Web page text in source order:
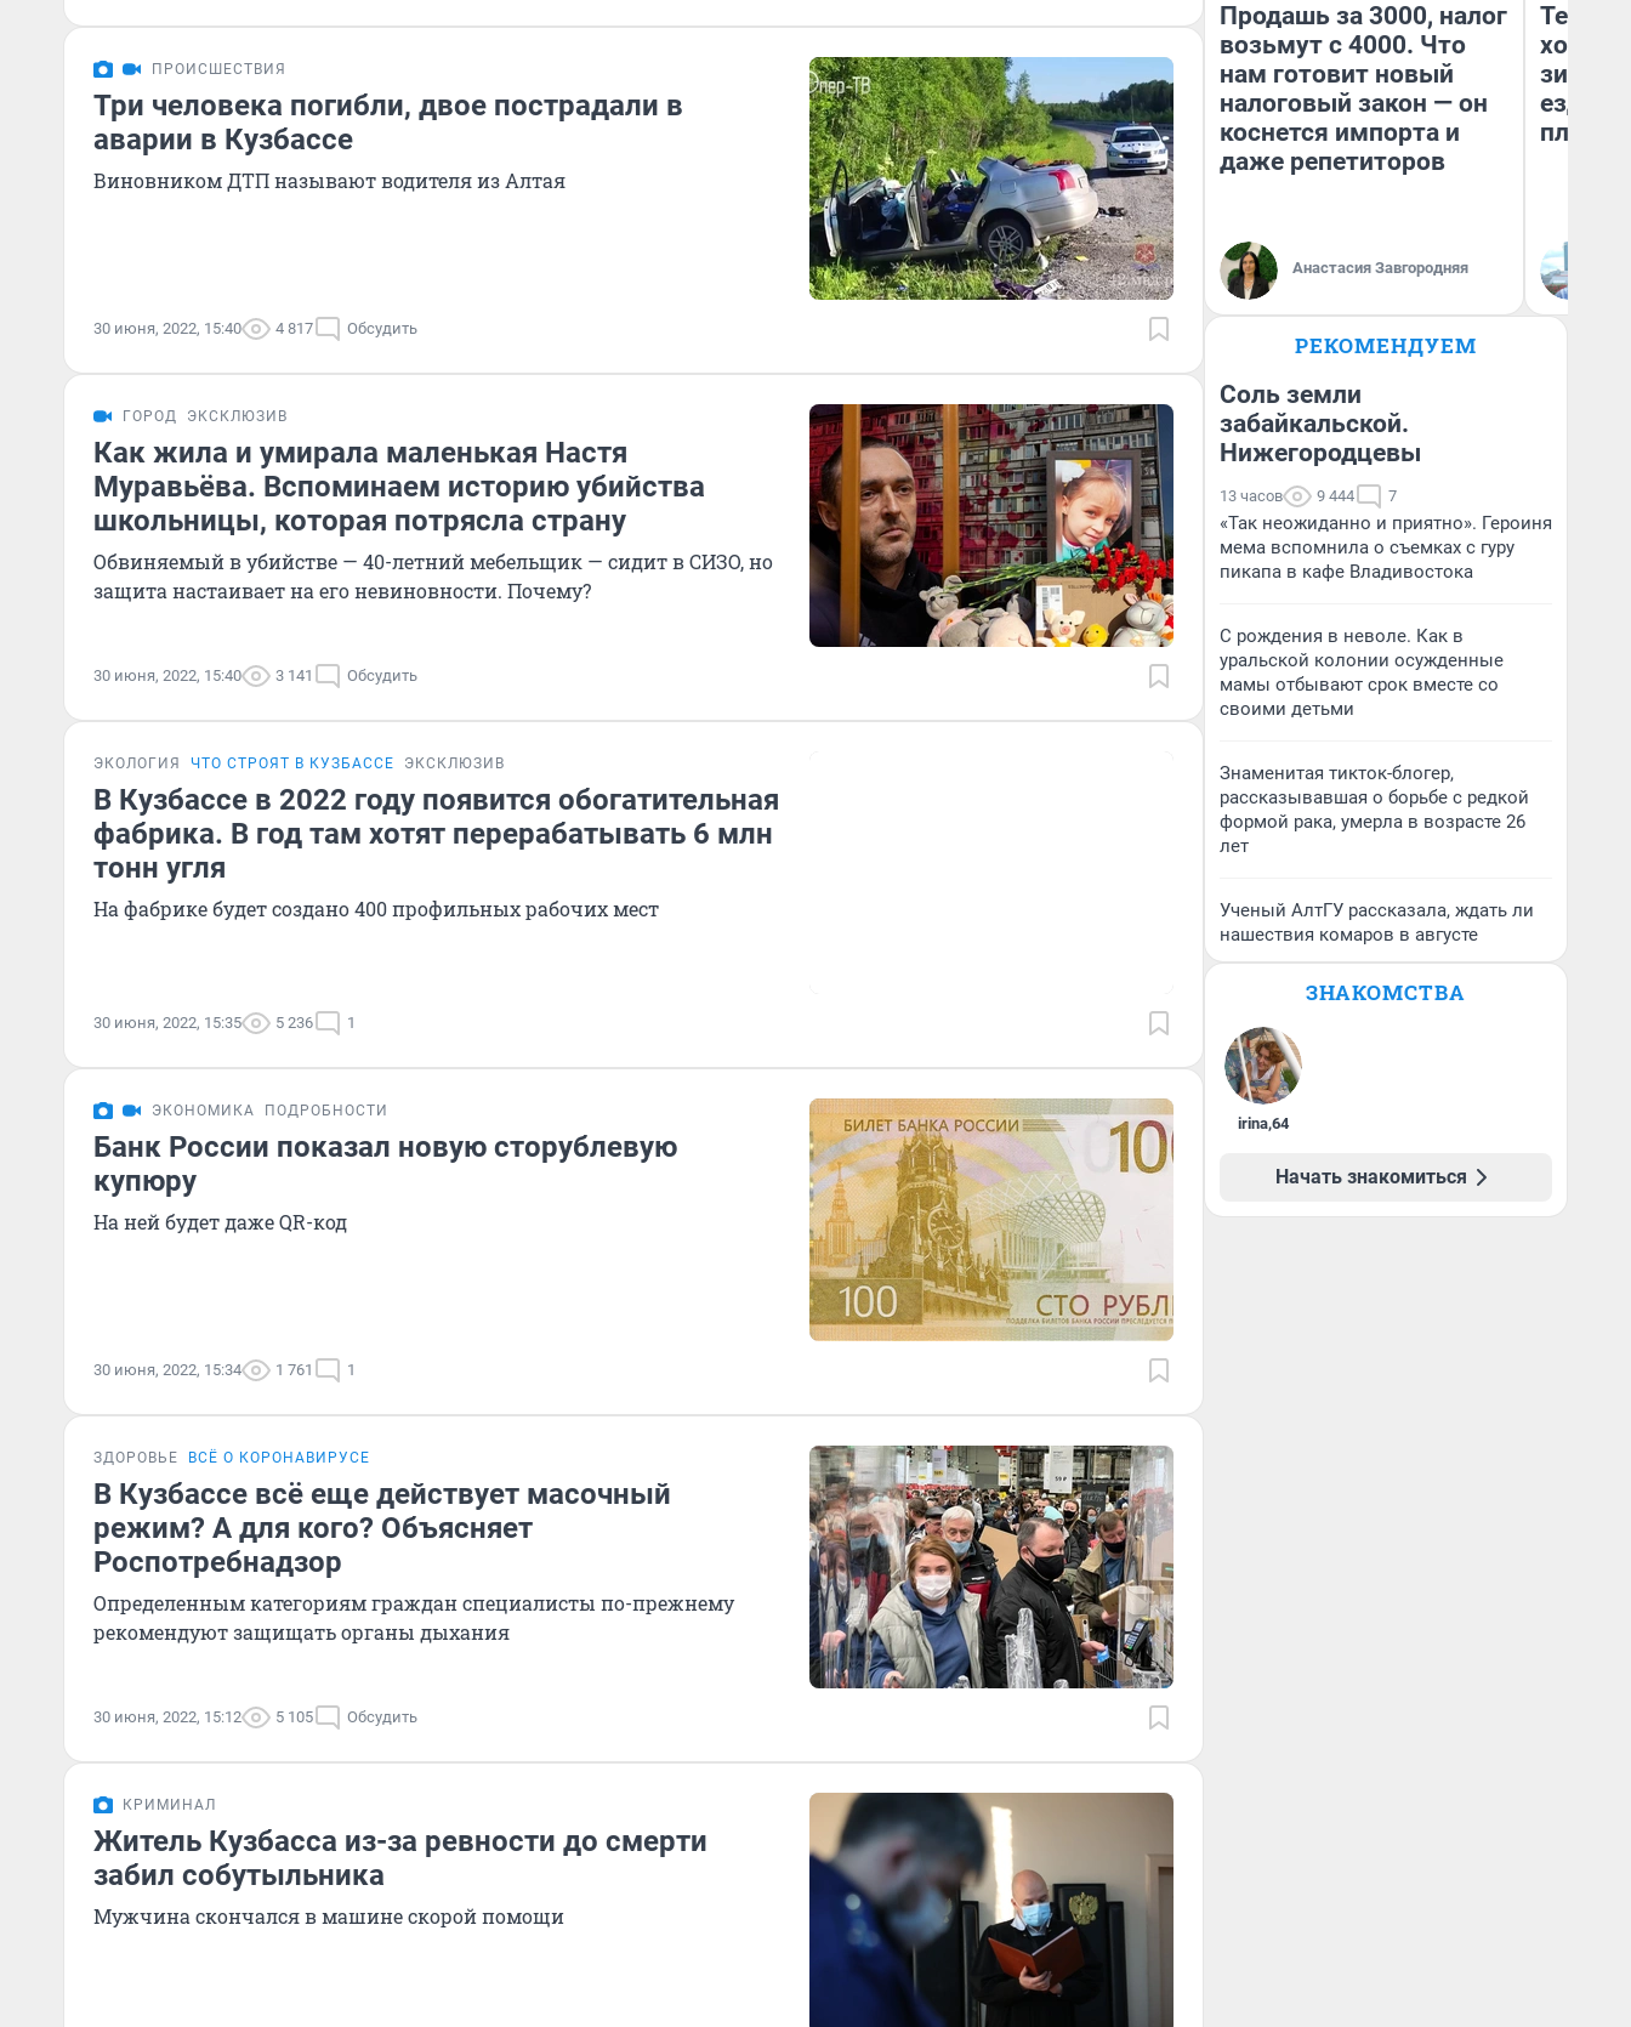
ПРОИСШЕСТВИЯ
Три человека погибли, двое пострадали в
аварии в Кузбассе
Виновником ДТП называют водителя из Алтая
30 июня, 2022, 15:40 4 817 Обсудить
ГОРОД ЭКСКЛЮЗИВ
Как жила и умирала маленькая Настя
Муравьёва. Вспоминаем историю убийства
школьницы, которая потрясла страну
Обвиняемый в убийстве — 40-летний мебельщик — сидит в СИЗО, но
защита настаивает на его невиновности. Почему?
30 июня, 2022, 15:40 3 141 Обсудить
ЭКОЛОГИЯ ЧТО СТРОЯТ В КУЗБАССЕ ЭКСКЛЮЗИВ
В Кузбассе в 2022 году появится обогатительная
фабрика. В год там хотят перерабатывать 6 млн
тонн угля
На фабрике будет создано 400 профильных рабочих мест
30 июня, 2022, 15:35 5 236 1
ЭКОНОМИКА ПОДРОБНОСТИ
Банк России показал новую сторублевую
купюру
На ней будет даже QR-код
30 июня, 2022, 15:34 1 761 1
ЗДОРОВЬЕ ВСЁ О КОРОНАВИРУСЕ
В Кузбассе всё еще действует масочный
режим? А для кого? Объясняет
Роспотребнадзор
Определенным категориям граждан специалисты по-прежнему
рекомендуют защищать органы дыхания
30 июня, 2022, 15:12 5 105 Обсудить
КРИМИНАЛ
Житель Кузбасса из-за ревности до смерти
забил собутыльника
Мужчина скончался в машине скорой помощи
Продашь за 3000, налог
возьмут с 4000. Что
нам готовит новый
налоговый закон — он
коснется импорта и
даже репетиторов
Анастасия Завгородняя
Тепло
зимой.
ездит
плюсы
РЕКОМЕНДУЕМ
Соль земли
забайкальской.
Нижегородцевы
13 часов 9 444 7
«Так неожиданно и приятно». Героиня
мема вспомнила о съемках с гуру
пикапа в кафе Владивостока
С рождения в неволе. Как в
уральской колонии осужденные
мамы отбывают срок вместе со
своими детьми
Знаменитая тикток-блогер,
рассказывавшая о борьбе с редкой
формой рака, умерла в возрасте 26
лет
Ученый АлтГУ рассказала, ждать ли
нашествия комаров в августе
ЗНАКОМСТВА
irina,64
Начать знакомиться